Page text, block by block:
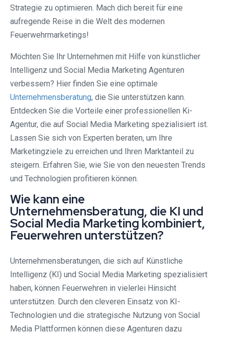
Strategie zu optimieren. Mach dich bereit für eine
aufregende Reise in die Welt des modernen
Feuerwehrmarketings!
Möchten Sie Ihr Unternehmen mit Hilfe von künstlicher
Intelligenz und Social Media Marketing Agenturen
verbessern? Hier finden Sie eine optimale
Unternehmensberatung, die Sie unterstützen kann.
Entdecken Sie die Vorteile einer professionellen Ki-
Agentur, die auf Social Media Marketing spezialisiert ist.
Lassen Sie sich von Experten beraten, um Ihre
Marketingziele zu erreichen und Ihren Marktanteil zu
steigern. Erfahren Sie, wie Sie von den neuesten Trends
und Technologien profitieren können.
Wie kann eine
Unternehmensberatung, die KI und
Social Media Marketing kombiniert,
Feuerwehren unterstützen?
Unternehmensberatungen, die sich auf Künstliche
Intelligenz (KI) und Social Media Marketing spezialisiert
haben, können Feuerwehren in vielerlei Hinsicht
unterstützen. Durch den cleveren Einsatz von KI-
Technologien und die strategische Nutzung von Social
Media Plattformen können diese Agenturen dazu